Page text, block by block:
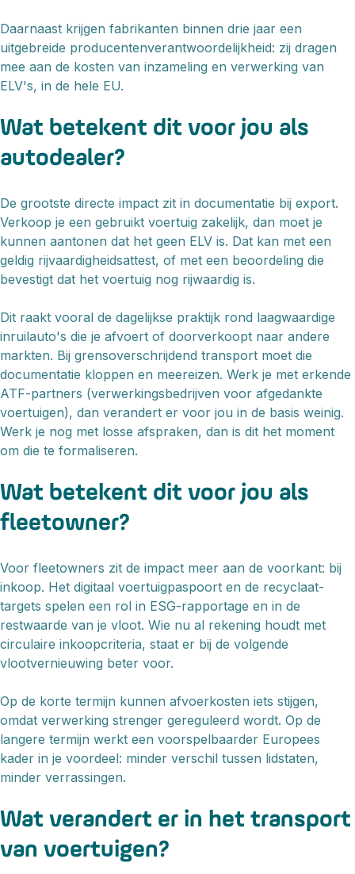
Daarnaast krijgen fabrikanten binnen drie jaar een
uitgebreide producentenverantwoordelijkheid: zij dragen
mee aan de kosten van inzameling en verwerking van
ELV's, in de hele EU.
Wat betekent dit voor jou als
autodealer?
De grootste directe impact zit in documentatie bij export.
Verkoop je een gebruikt voertuig zakelijk, dan moet je
kunnen aantonen dat het geen ELV is. Dat kan met een
geldig rijvaardigheidsattest, of met een beoordeling die
bevestigt dat het voertuig nog rijwaardig is.
Dit raakt vooral de dagelijkse praktijk rond laagwaardige
inruilauto's die je afvoert of doorverkoopt naar andere
markten. Bij grensoverschrijdend transport moet die
documentatie kloppen en meereizen. Werk je met erkende
ATF-partners (verwerkingsbedrijven voor afgedankte
voertuigen), dan verandert er voor jou in de basis weinig.
Werk je nog met losse afspraken, dan is dit het moment
om die te formaliseren.
Wat betekent dit voor jou als
fleetowner?
Voor fleetowners zit de impact meer aan de voorkant: bij
inkoop. Het digitaal voertuigpaspoort en de recyclaat-
targets spelen een rol in ESG-rapportage en in de
restwaarde van je vloot. Wie nu al rekening houdt met
circulaire inkoopcriteria, staat er bij de volgende
vlootvernieuwing beter voor.
Op de korte termijn kunnen afvoerkosten iets stijgen,
omdat verwerking strenger gereguleerd wordt. Op de
langere termijn werkt een voorspelbaarder Europees
kader in je voordeel: minder verschil tussen lidstaten,
minder verrassingen.
Wat verandert er in het transport
van voertuigen?